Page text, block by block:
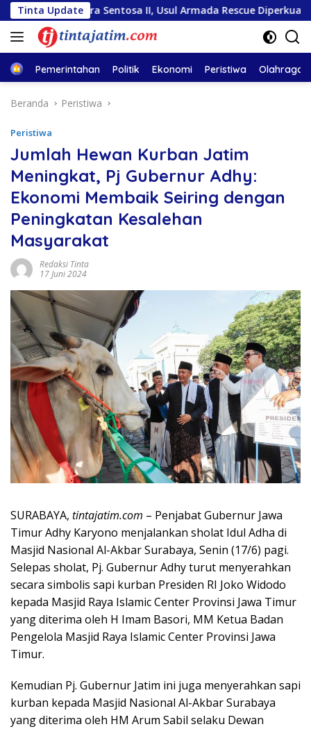
Langsung
ke
konten
Tinta Update
Sentosa II, Usul Armada Rescue Diperkuat
HomePemerintahan Politik Ekonomi Peristiwa Olahraga
Beranda Peristiwa
Peristiwa
Jumlah Hewan Kurban Jatim
Meningkat, Pj Gubernur Adhy:
Ekonomi Membaik Seiring dengan
Peningkatan Kesalehan
Masyarakat
Redaksi Tinta
17 Juni 2024
SURABAYA, tintajatim.com – Penjabat Gubernur Jawa
Timur Adhy Karyono menjalankan sholat Idul Adha di
Masjid Nasional Al-Akbar Surabaya, Senin (17/6) pagi.
Selepas sholat, Pj. Gubernur Adhy turut menyerahkan
secara simbolis sapi kurban Presiden RI Joko Widodo
kepada Masjid Raya Islamic Center Provinsi Jawa Timur
yang diterima oleh H Imam Basori, MM Ketua Badan
Pengelola Masjid Raya Islamic Center Provinsi Jawa
Timur.
Kemudian Pj. Gubernur Jatim ini juga menyerahkan sapi
kurban kepada Masjid Nasional Al-Akbar Surabaya
yang diterima oleh HM Arum Sabil selaku Dewan